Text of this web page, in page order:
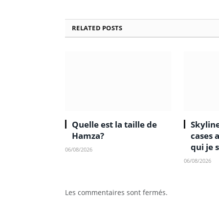
RELATED POSTS
Quelle est la taille de
Hamza?
06/08/2026
cases
qui je
06/08/2026
Les commentaires sont fermés.